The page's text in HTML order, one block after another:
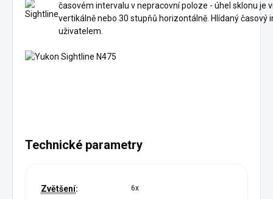
časovém intervalu v nepracovní poloze - úhel sklonu je
vertikálně nebo 30 stupňů horizontálně. Hlídaný časový
uživatelem.
Technické parametry
Zvětšení: 6x